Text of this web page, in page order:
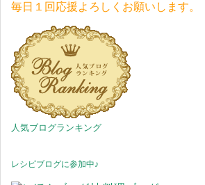
毎日１回応援よろしくお願いします。
人気ブログランキング
レシピブログに参加中♪